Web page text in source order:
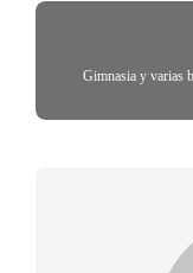
Gimnasia y varias